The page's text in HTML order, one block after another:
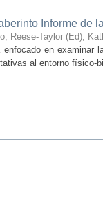
Informe de
; Reese-Taylor (Ed),
en examinar
al entorno físico-